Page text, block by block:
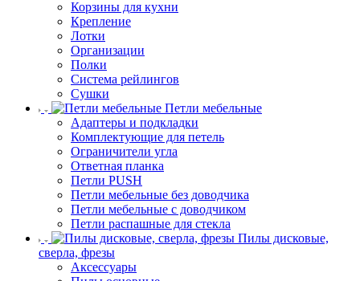
Корзины для кухни
Крепление
Лотки
Организации
Полки
Система рейлингов
Сушки
Петли мебельные
Адаптеры и подкладки
Комплектующие для петель
Ограничители угла
Ответная планка
Петли PUSH
Петли мебельные без доводчика
Петли мебельные с доводчиком
Петли распашные для стекла
Пилы дисковые,
сверла, фрезы
Аксессуары